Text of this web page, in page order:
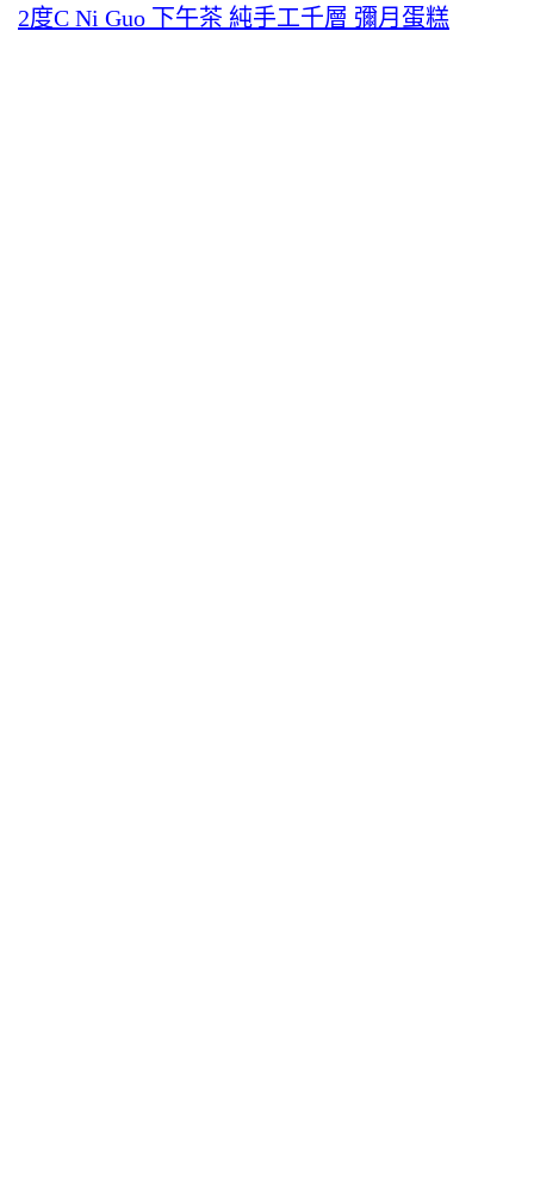
2度C Ni Guo 下午茶 純手工千層 彌月蛋糕